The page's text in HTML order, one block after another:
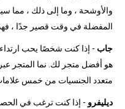
والأوشحة ، وما إلى ذلك ، مما
المفضلة في وقت قصير جدًا ،
جاب - إذا كنت شخصًا يحب
هو أفضل متجر لك. نما المتجر
متعدد الجنسيات من خمس
ديليفرو - إذا كنت ترغب في